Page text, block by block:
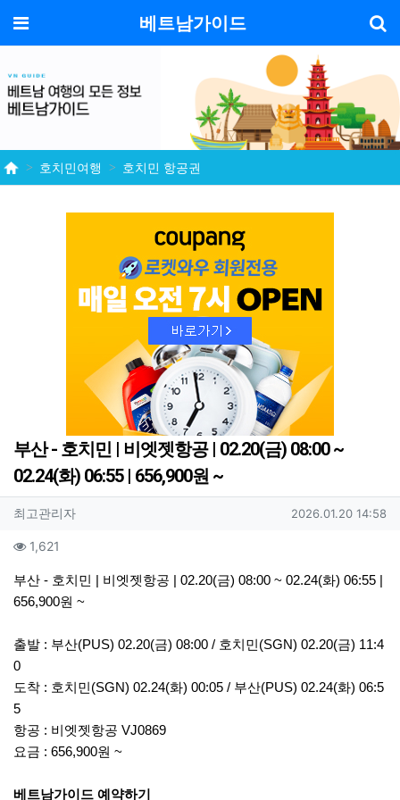
메뉴 베트남가이드
호치민여행 호치민 항공권
부산 - 호치민 | 비엣젯항공 | 02.20(금) 08:00 ~
02.24(화) 06:55 | 656,900원 ~
작성자 정보
최고관리자작성 작성일
2026.01.20 14:58
컨텐츠 정보
1,621
본문
부산 - 호치민 | 비엣젯항공 | 02.20(금) 08:00 ~ 02.24(화) 06:55 |
656,900원 ~
출발 : 부산(PUS) 02.20(금) 08:00 / 호치민(SGN) 02.20(금) 11:4
0
도착 : 호치민(SGN) 02.24(화) 00:05 / 부산(PUS) 02.24(화) 06:5
5
항공 : 비엣젯항공 VJ0869
요금 : 656,900원 ~
베트남가이드 예약하기